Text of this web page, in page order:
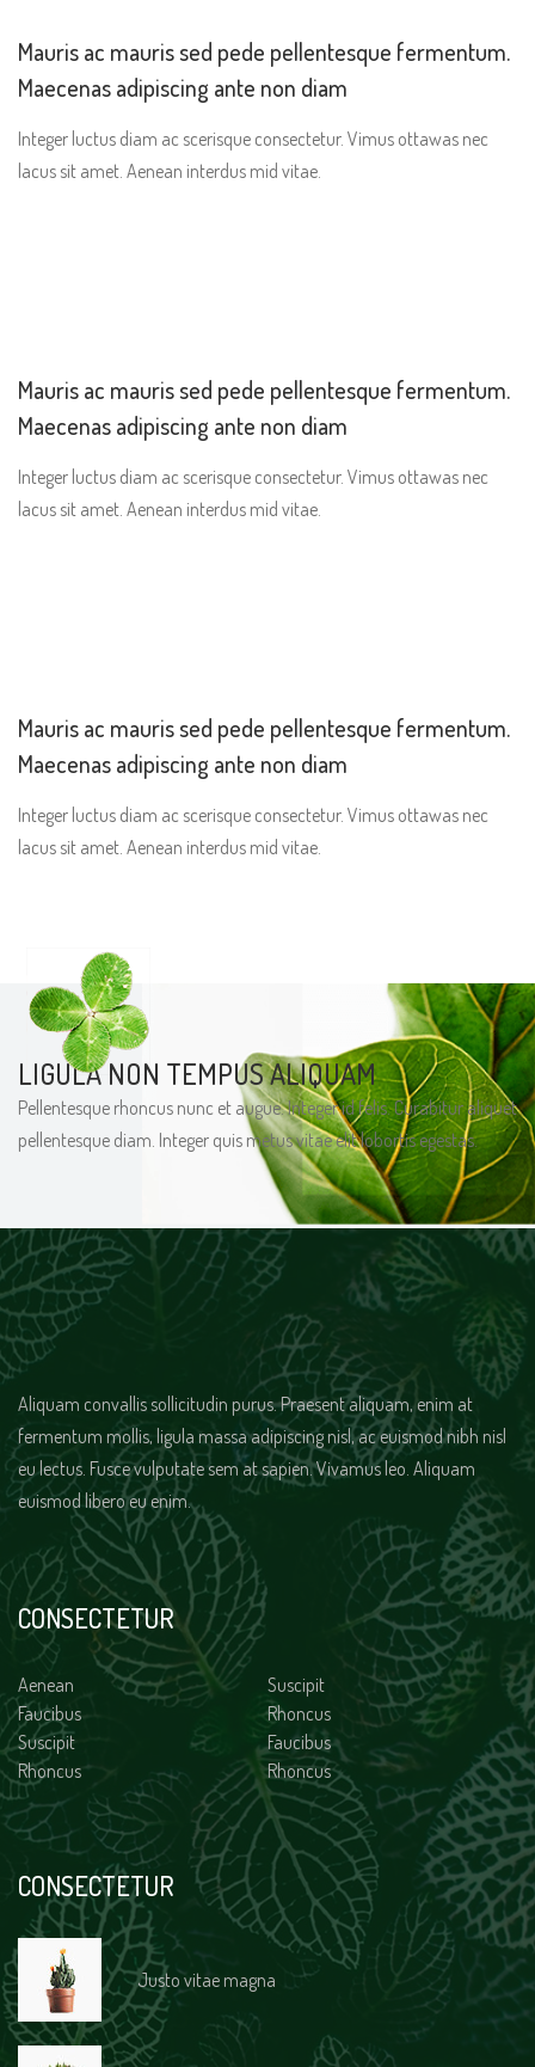
Mauris ac mauris sed pede pellentesque fermentum.
Maecenas adipiscing ante non diam
Integer luctus diam ac scerisque consectetur. Vimus ottawas nec
lacus sit amet. Aenean interdus mid vitae.
Mauris ac mauris sed pede pellentesque fermentum.
Maecenas adipiscing ante non diam
Integer luctus diam ac scerisque consectetur. Vimus ottawas nec
lacus sit amet. Aenean interdus mid vitae.
Mauris ac mauris sed pede pellentesque fermentum.
Maecenas adipiscing ante non diam
Integer luctus diam ac scerisque consectetur. Vimus ottawas nec
lacus sit amet. Aenean interdus mid vitae.
LIGULA NON TEMPUS ALIQUAM
Pellentesque rhoncus nunc et augue. Integer id felis. Curabitur aliquet
pellentesque diam. Integer quis metus vitae elit lobortis egestas.
Aliquam convallis sollicitudin purus. Praesent aliquam, enim at
fermentum mollis, ligula massa adipiscing nisl, ac euismod nibh nisl
eu lectus. Fusce vulputate sem at sapien. Vivamus leo. Aliquam
euismod libero eu enim.
CONSECTETUR
Aenean
Suscipit
Faucibus
Rhoncus
Suscipit
Faucibus
Rhoncus
Rhoncus
CONSECTETUR
Justo vitae magna